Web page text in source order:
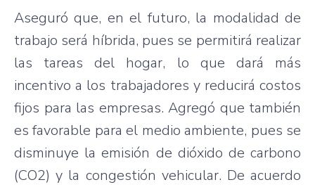
Aseguró que, en el futuro, la modalidad de
trabajo será híbrida, pues se permitirá realizar
las tareas del hogar, lo que dará más
incentivo a los trabajadores y reducirá costos
fijos para las empresas. Agregó que también
es favorable para el medio ambiente, pues se
disminuye la emisión de dióxido de carbono
(CO2) y la congestión vehicular. De acuerdo